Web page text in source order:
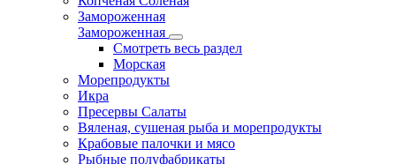
Замороженная
Замороженная
Смотреть весь раздел
Морская
Морепродукты
Икра
Пресервы Салаты
Вяленая, сушеная рыба и морепродукты
Крабовые палочки и мясо
Рыбные полуфабрикаты